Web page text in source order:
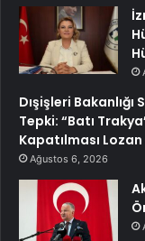
Dışişleri
Tepki: “Batı
Kapatılması
Ağustos 6, 2026